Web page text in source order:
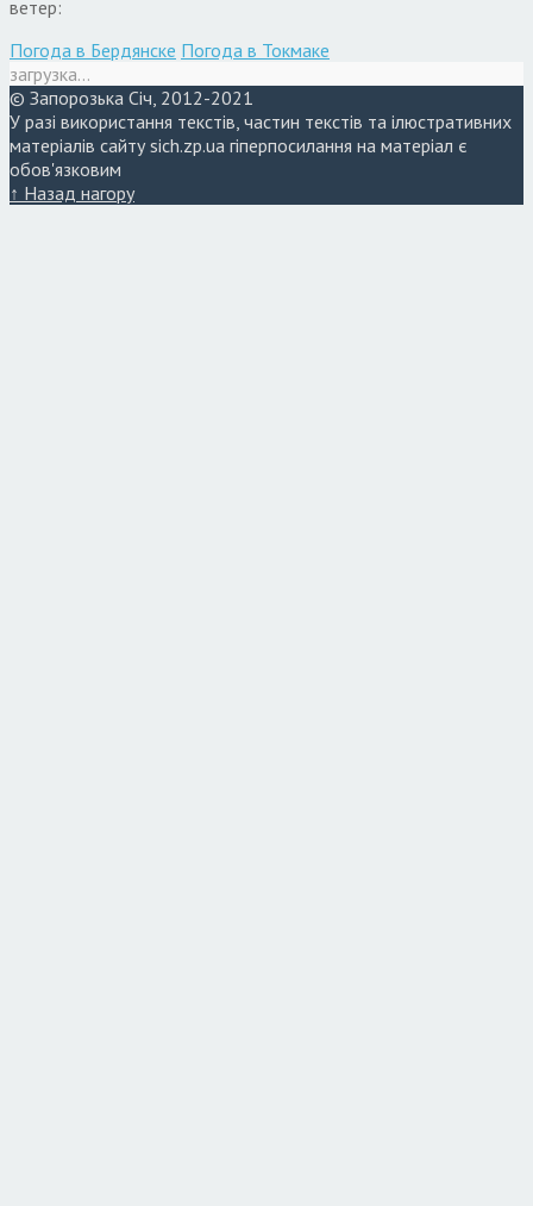
ветер:
Погода в Бердянске Погода в Токмаке
загрузка...
© Запорозька Січ, 2012-2021
У разі використання текстів, частин текстів та ілюстративних
матеріалів сайту sich.zp.ua гіперпосилання на матеріал є
обов'язковим
↑ Назад нагору